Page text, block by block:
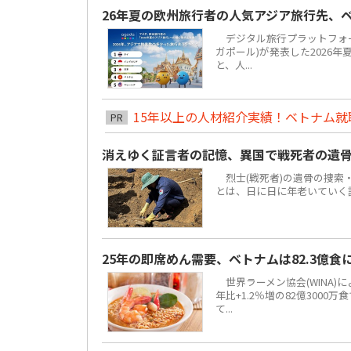
26年夏の欧州旅行者の人気アジア旅行先、
デジタル旅行プラットフ
ガポール)が発表した2026年
と、人...
PR
15年以上の人材紹介実績！ベトナム
消えゆく証言者の記憶、異国で戦死者の遺
烈士(戦死者)の遺骨の捜索
とは、日に日に年老いてい
25年の即席めん需要、ベトナムは82.3億
世界ラーメン協会(WINA)
年比+1.2％増の82億3000万
て...